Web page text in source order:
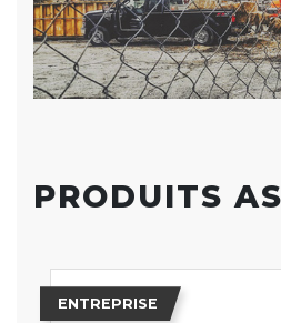
PRODUITS
ENTREPRISE